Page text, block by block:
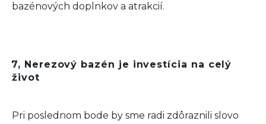
bazénových doplnkov a atrakcií.
7, Nerezový bazén je investícia na celý
život
Pri poslednom bode by sme radi zdôraznili slovo